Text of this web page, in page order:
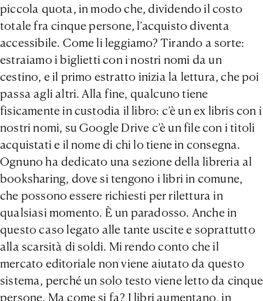
piccola quota, in modo che, dividendo il costo
totale fra cinque persone, l’acquisto diventa
accessibile. Come li leggiamo? Tirando a sorte:
estraiamo i biglietti con i nostri nomi da un
cestino, e il primo estratto inizia la lettura, che poi
passa agli altri. Alla fine, qualcuno tiene
fisicamente in custodia il libro: c’è un ex libris con i
nostri nomi, su Google Drive c’è un file con i titoli
acquistati e il nome di chi lo tiene in consegna.
Ognuno ha dedicato una sezione della libreria al
booksharing, dove si tengono i libri in comune,
che possono essere richiesti per rilettura in
qualsiasi momento. È un paradosso. Anche in
questo caso legato alle tante uscite e soprattutto
alla scarsità di soldi. Mi rendo conto che il
mercato editoriale non viene aiutato da questo
sistema, perché un solo testo viene letto da cinque
persone. Ma come si fa? I libri aumentano, in